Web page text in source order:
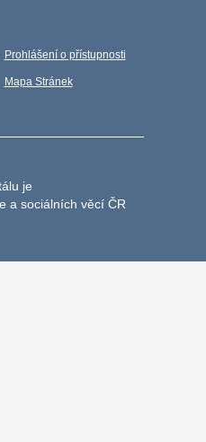
Prohlášení o přístupnosti
Mapa Stránek
je
a sociálních věcí ČR